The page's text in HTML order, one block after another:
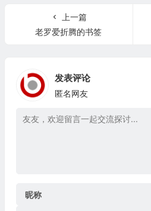
上一篇
老罗爱折腾的书签
发表评论
匿名网友
昵称